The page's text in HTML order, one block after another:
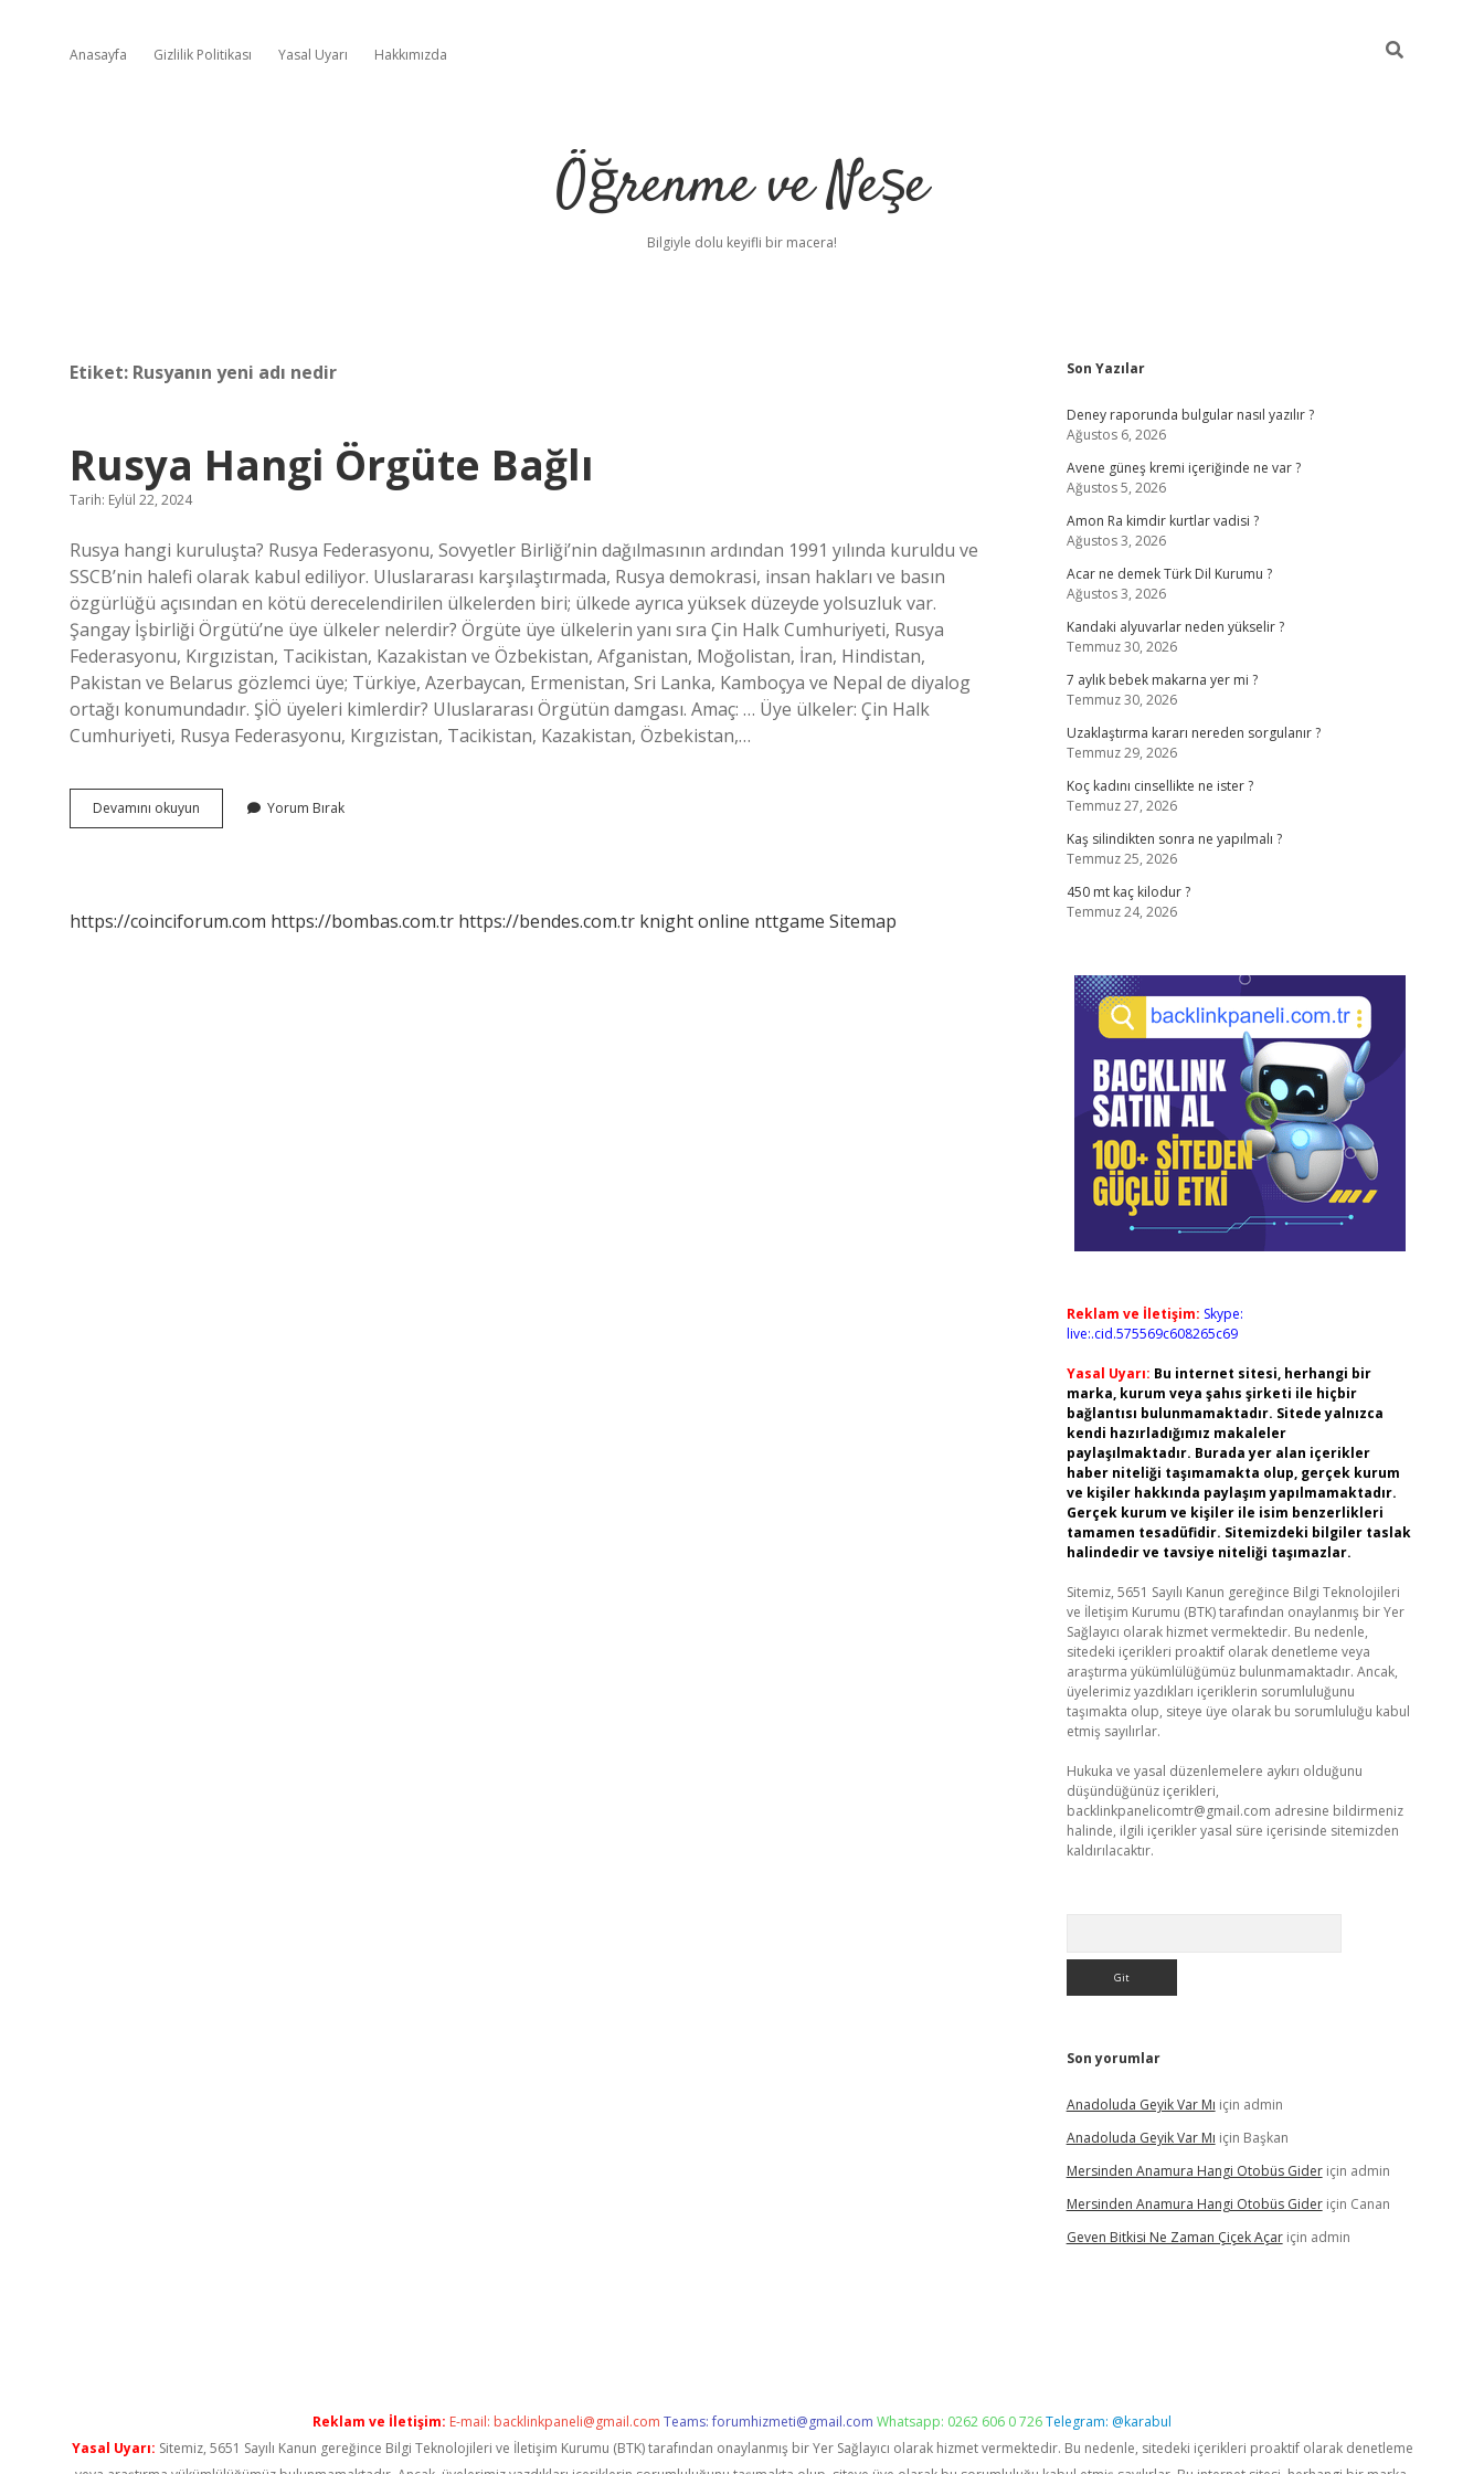
Anasayfa Gizlilik Politikası Yasal Uyarı Hakkımızda
Öğrenme ve Neşe
Bilgiyle dolu keyifli bir macera!
Etiket: Rusyanın yeni adı nedir
Rusya Hangi Örgüte Bağlı
Tarih: Eylül 22, 2024
Rusya hangi kuruluşta? Rusya Federasyonu, Sovyetler Birliği’nin dağılmasının ardından 1991 yılında kuruldu ve
SSCB’nin halefi olarak kabul ediliyor. Uluslararası karşılaştırmada, Rusya demokrasi, insan hakları ve basın
özgürlüğü açısından en kötü derecelendirilen ülkelerden biri; ülkede ayrıca yüksek düzeyde yolsuzluk var.
Şangay İşbirliği Örgütü’ne üye ülkeler nelerdir? Örgüte üye ülkelerin yanı sıra Çin Halk Cumhuriyeti, Rusya
Federasyonu, Kırgızistan, Tacikistan, Kazakistan ve Özbekistan, Afganistan, Moğolistan, İran, Hindistan,
Pakistan ve Belarus gözlemci üye; Türkiye, Azerbaycan, Ermenistan, Sri Lanka, Kamboçya ve Nepal de diyalog
ortağı konumundadır. ŞİÖ üyeleri kimlerdir? Uluslararası Örgütün damgası. Amaç: … Üye ülkeler: Çin Halk
Cumhuriyeti, Rusya Federasyonu, Kırgızistan, Tacikistan, Kazakistan, Özbekistan,…
Devamını okuyun
Hangi
Yorum Bırak
https://coinciforum.com https://bombas.com.tr https://bendes.com.tr knight online nttgame Sitemap
Sidebar
Son Yazılar
Deney raporunda bulgular nasıl yazılır ?
Ağustos 6, 2026
Avene güneş kremi içeriğinde ne var ?
Ağustos 5, 2026
Amon Ra kimdir kurtlar vadisi ?
Ağustos 3, 2026
Acar ne demek Türk Dil Kurumu ?
Ağustos 3, 2026
Kandaki alyuvarlar neden yükselir ?
Temmuz 30, 2026
7 aylık bebek makarna yer mi ?
Temmuz 30, 2026
Uzaklaştırma kararı nereden sorgulanır ?
Temmuz 29, 2026
Koç kadını cinsellikte ne ister ?
Temmuz 27, 2026
Kaş silindikten sonra ne yapılmalı ?
Temmuz 25, 2026
450 mt kaç kilodur ?
Temmuz 24, 2026
Reklam ve İletişim: Skype:
live:.cid.575569c608265c69
Yasal Uyarı: Bu internet sitesi, herhangi bir
marka, kurum veya şahıs şirketi ile hiçbir
bağlantısı bulunmamaktadır. Sitede yalnızca
kendi hazırladığımız makaleler
paylaşılmaktadır. Burada yer alan içerikler
haber niteliği taşımamakta olup, gerçek kurum
ve kişiler hakkında paylaşım yapılmamaktadır.
Gerçek kurum ve kişiler ile isim benzerlikleri
tamamen tesadüfidir. Sitemizdeki bilgiler taslak
halindedir ve tavsiye niteliği taşımazlar.
Sitemiz, 5651 Sayılı Kanun gereğince Bilgi Teknolojileri
ve İletişim Kurumu (BTK) tarafından onaylanmış bir Yer
Sağlayıcı olarak hizmet vermektedir. Bu nedenle,
sitedeki içerikleri proaktif olarak denetleme veya
araştırma yükümlülüğümüz bulunmamaktadır. Ancak,
üyelerimiz yazdıkları içeriklerin sorumluluğunu
taşımakta olup, siteye üye olarak bu sorumluluğu kabul
etmiş sayılırlar.
Hukuka ve yasal düzenlemelere aykırı olduğunu
düşündüğünüz içerikleri,
backlinkpanelicomtr@gmail.com adresine bildirmeniz
halinde, ilgili içerikler yasal süre içerisinde sitemizden
kaldırılacaktır.
Son yorumlar
Anadoluda Geyik Var Mı için admin
Anadoluda Geyik Var Mı için Başkan
Mersinden Anamura Hangi Otobüs Gideriçin admin
Mersinden Anamura Hangi Otobüs Gideriçin Canan
Geven Bitkisi Ne Zaman Çiçek Açariçin admin
Reklam ve İletişim: E-mail: backlinkpaneli@gmail.com Teams:forumhizmeti@gmail.com Whatsapp: 0262 606 0 726Telegram: @karabul
Yasal Uyarı: Sitemiz, 5651 Sayılı Kanun gereğince Bilgi Teknolojileri ve İletişim Kurumu (BTK) tarafından onaylanmış bir Yer Sağlayıcı olarak hizmet vermektedir. Bu nedenle, sitedeki içerikleri proaktif olarak denetleme